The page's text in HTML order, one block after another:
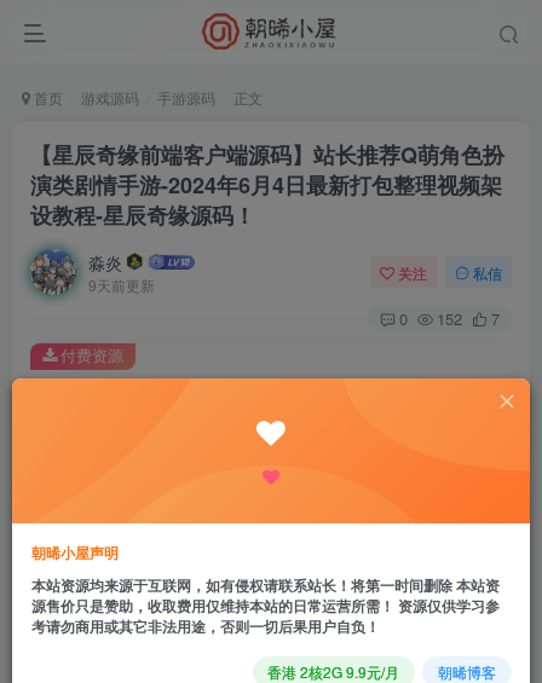
首页 游戏源码 手游源码 正文
【星辰奇缘前端客户端源码】站长推荐Q萌角色扮
演类剧情手游-2024年6月4日最新打包整理视频架
设教程-星辰奇缘源码！
淼炎
9天前更新
关注 私信
0 152 7
此内容为付费资源，请付费后查看
您当前未登录！建议登陆后购买，可保存购买订单
付费资源
【星辰奇缘前端客户端源码】站长推荐Q萌角色扮
朝晞小屋声明
本站资源均来源于互联网，如有侵权请联系站长！将第一时间删除 本站资
源售价只是赞助，收取费用仅维持本站的日常运营所需！ 资源仅供学习参
考请勿商用或其它非法用途，否则一切后果用户自负！
香港 2核2G 9.9元/月 朝晞博客